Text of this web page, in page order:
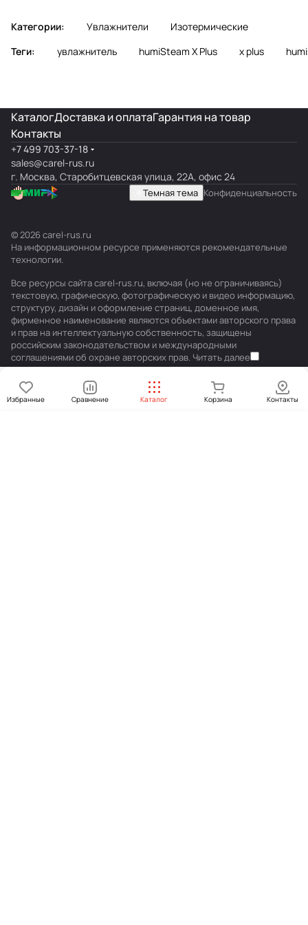
Избранные Сравнение Каталог Корзина Контакты
Категории: Увлажнители
Изотермические
Теги:
увлажнитель humiSteam X Plus x plus
КаталогДоставка и оплатаГарантия на товар
Контакты
+7 499 703-37-18
sales@carel-rus.ru
г. Москва, Старобитцевская улица, 22А, офис 24
Темная тема Конфиденциальность
© 2026 carel-rus.ru
На информационном ресурсе применяются рекомендательные
технологии.
Все ресурсы сайта carel-rus.ru, включая (но не ограничиваясь)
текстовую, графическую, фотографическую и видео информацию,
структуру, дизайн и оформление страниц, доменное имя,
фирменное наименование являются объектами авторского права
и прав на интеллектуальную собственность, защищены
российским законодательством и международными
соглашениями об охране авторских прав. Читать далее